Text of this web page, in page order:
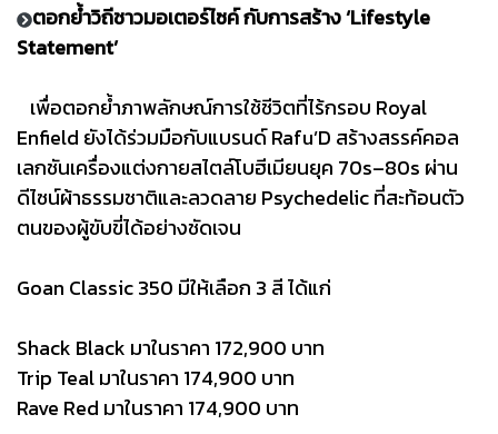
ตอกย้ำวิถีชาวมอเตอร์ไซค์ กับการสร้าง ‘Lifestyle
Statement’
เพื่อตอกย้ำภาพลักษณ์การใช้ชีวิตที่ไร้กรอบ Royal
Enfield ยังได้ร่วมมือกับแบรนด์ Rafu’D สร้างสรรค์คอล
เลกชันเครื่องแต่งกายสไตล์โบฮีเมียนยุค 70s–80s ผ่าน
ดีไซน์ผ้าธรรมชาติและลวดลาย Psychedelic ที่สะท้อนตัว
ตนของผู้ขับขี่ได้อย่างชัดเจน
Goan Classic 350 มีให้เลือก 3 สี ได้แก่
Shack Black มาในราคา 172,900 บาท
Trip Teal มาในราคา 174,900 บาท
Rave Red มาในราคา 174,900 บาท